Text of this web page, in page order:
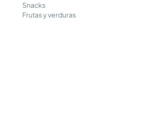
Snacks
Frutas y verduras